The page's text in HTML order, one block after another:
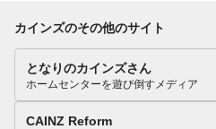
カインズのその他のサイト
となりのカインズさん
ホームセンターを遊び倒すメディア
CAINZ Reform